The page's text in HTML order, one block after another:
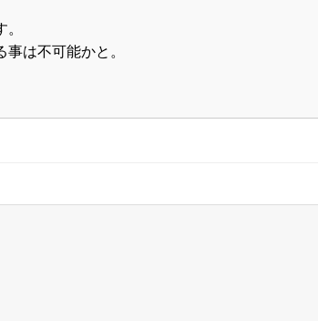
は不可能かと。